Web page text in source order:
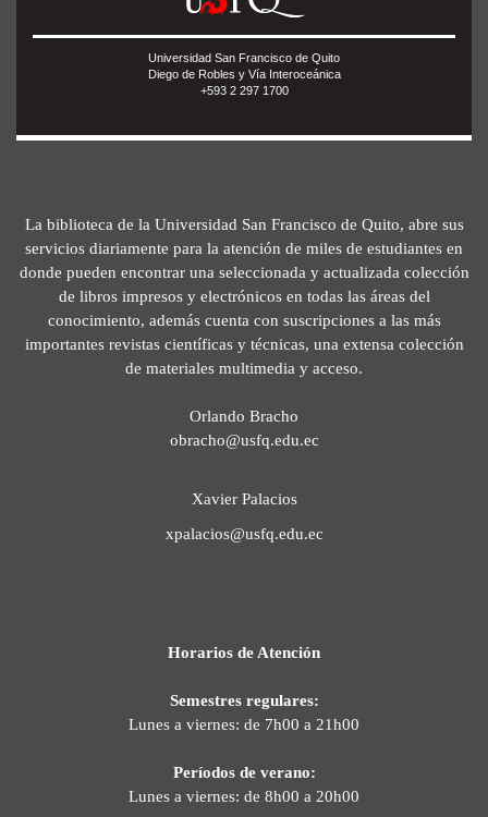
Universidad San Francisco de Quito
Diego de Robles y Vía Interoceánica
+593 2 297 1700
La biblioteca de la Universidad San Francisco de Quito, abre sus
servicios diariamente para la atención de miles de estudiantes en
donde pueden encontrar una seleccionada y actualizada colección
de libros impresos y electrónicos en todas las áreas del
conocimiento, además cuenta con suscripciones a las más
importantes revistas científicas y técnicas, una extensa colección
de materiales multimedia y acceso.
Orlando Bracho
obracho@usfq.edu.ec
Xavier Palacios
xpalacios@usfq.edu.ec
Horarios de Atención
Semestres regulares:
Lunes a viernes: de 7h00 a 21h00
Períodos de verano:
Lunes a viernes: de 8h00 a 20h00